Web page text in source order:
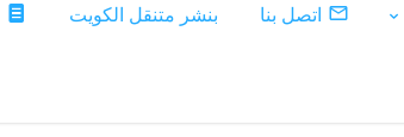
اتصل بنا بنشر متنقل الكويت